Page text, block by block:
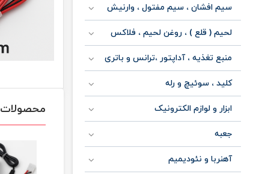
سیم افشان ، سیم مفتول ، وارنیش
لحیم ( قلع ) ، روغن لحیم ، فلاکس
منبع تغذیه ، آداپتور ،ترانس و باتری
کلید ، سوئیچ و رله
ابزار و لوازم الکترونیک
جعبه
آهنربا و نئودیمیم
محصولات